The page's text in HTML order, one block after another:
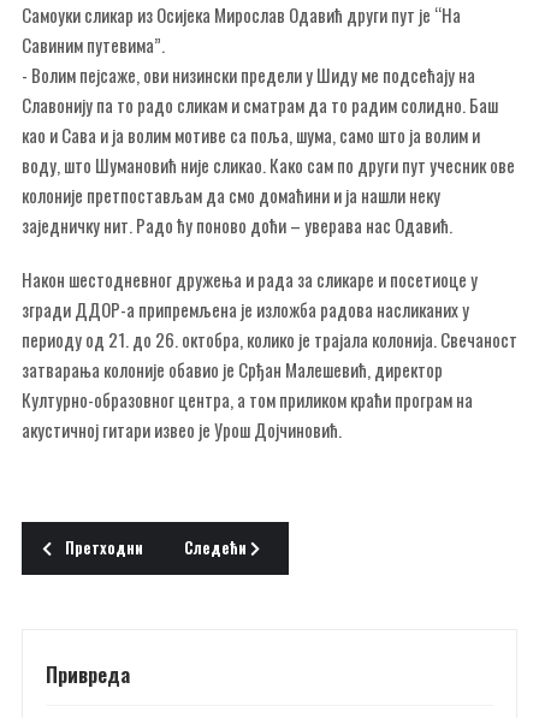
Самоуки сликар из Осијека Мирослав Одавић други пут је “На
Савиним путевима”.
- Волим пејсаже, ови низински предели у Шиду ме подсећају на
Славонију па то радо сликам и сматрам да то радим солидно. Баш
као и Сава и ја волим мотиве са поља, шума, само што ја волим и
воду, што Шумановић није сликао. Како сам по други пут учесник ове
колоније претпостављам да смо домаћини и ја нашли неку
заједничку нит. Радо ћу поново доћи – уверава нас Одавић.
Након шестодневног дружења и рада за сликаре и посетиоце у
згради ДДОР-а припремљена је изложба радова насликаних у
периоду од 21. до 26. октобра, колико је трајала колонија. Свечаност
затварања колоније обавио је Срђан Малешевић, директор
Културно-образовног центра, а том приликом краћи програм на
акустичној гитари извео је Урош Дојчиновић.
Претходни чланак: СЕЋАЊЕ НА ФИЛИПА ВИШЊИЋА
Претходни Следећи чланак: ПОКЛОН ШИЂАНИМА
Следећи
Привреда